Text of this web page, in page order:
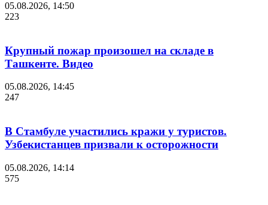
05.08.2026, 14:50
223
Крупный пожар произошел на складе в
Ташкенте. Видео
05.08.2026, 14:45
247
В Стамбуле участились кражи у туристов.
Узбекистанцев призвали к осторожности
05.08.2026, 14:14
575